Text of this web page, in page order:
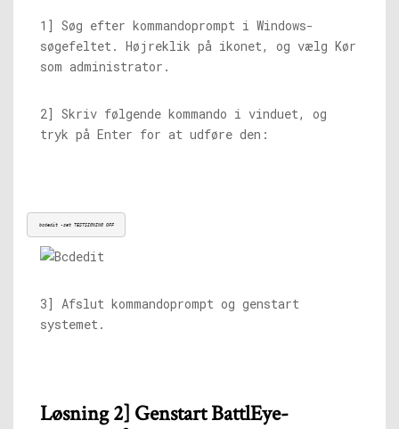
1] Søg efter kommandoprompt i Windows-
søgefeltet. Højreklik på ikonet, og vælg Kør
som administrator.
2] Skriv følgende kommando i vinduet, og
tryk på Enter for at udføre den:
bcdedit -set TESTSIGNING OFF
3] Afslut kommandoprompt og genstart
systemet.
Løsning 2] Genstart BattlEye-